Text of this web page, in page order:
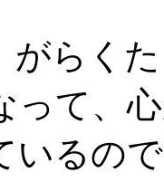
がらく
って、
いるの